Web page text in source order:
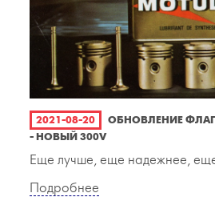
2021-08-20
ОБНОВЛЕНИЕ
- НОВЫЙ 300V
Еще лучше, еще надежнее,
Подробнее